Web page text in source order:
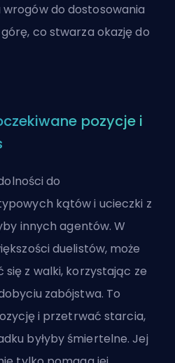
do dostosowania
co stwarza okazję do
pozycje i
do
kątów i ucieczki z
innychagentów. W
duelistów, może
z walki, korzystając ze
zabójstwa. To
i przetrwać starcia,
byłyby śmiertelne. Jej